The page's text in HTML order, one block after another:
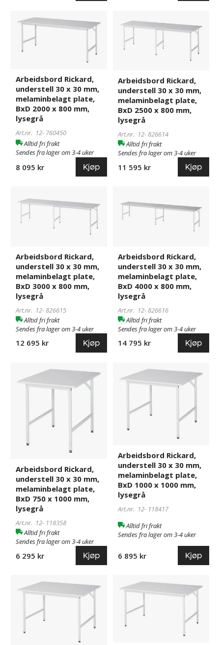
Arbeidsbord
Rickard,
understell
mm,
melaminbelagt
plate,
BxD
2000
800
mm,
lysegrå
760450
Arbeidsbord Rickard,
understell 30 x 30 mm,
melaminbelagt plate,
BxD 2000 x 800 mm,
lysegrå
Art.nr. 12- 760450
Alltid fri frakt
Sendes fra lager om 3-4 uker
8 095 kr Kjøp
Rickard,
understell
mm,
melaminbelagt
plate,
BxD
2500
800
mm,
lysegrå
Arbeidsbord Rickard,
understell 30 x 30 mm,
melaminbelagt plate,
BxD 2500 x 800 mm,
lysegrå
Art.nr. 12-826614
Alltid fri frakt
Sendes fra lager om 3-4 uker
11 595 kr Kjøp
Rickard,
understell
mm,
melaminbelagt
plate,
BxD
3000
800
mm,
lysegrå
Arbeidsbord Rickard,
understell 30 x 30 mm,
melaminbelagt plate,
BxD 3000 x 800 mm,
lysegrå
Art.nr. 12-826615
Alltid fri frakt
Sendes fra lager om 3-4 uker
12 695 kr Kjøp
Rickard,
understell
mm,
melaminbelagt
plate,
BxD
4000
800
mm,
lysegrå
Arbeidsbord Rickard,
understell 30 x 30 mm,
melaminbelagt plate,
BxD 4000 x 800 mm,
lysegrå
Art.nr. 12-826616
Alltid fri frakt
Sendes fra lager om 3-4 uker
14 795 kr Kjøp
Arbeidsbord
Rickard,
understell
melaminbelagt
BxD
750
1000
mm,
lysegrå
Arbeidsbord Rickard,
understell 30 x 30 mm,
melaminbelagt plate,
BxD 750 x 1000 mm,
lysegrå
Art.nr. 12- 118358
Alltid fri frakt
Sendes fra lager om 3-4 uker
6 295 kr Kjøp
Arbeidsbord
Rickard,
mm,
plate,
BxD
1000
1000
mm,
lysegrå
Arbeidsbord Rickard,
understell 30 x 30 mm,
melaminbelagt plate,
BxD 1000 x 1000 mm,
lysegrå
Art.nr. 12- 118417
Alltid fri frakt
Sendes fra lager om 3-4 uker
6 895 kr Kjøp
Arbeidsbord
Rickard,
Arbeidsbord
Rickard,
118384